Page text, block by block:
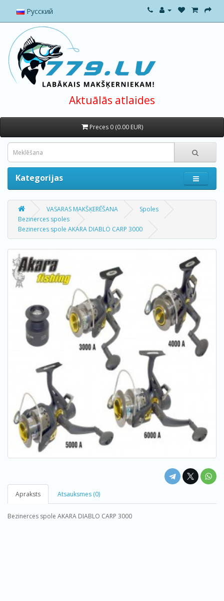
Русский
Aktuālās atlaides
Preces 0 (0.00 EUR)
Kategorijas
VASARAS MAKŠĶERĒŠANA
Spoles
Bezinerces spoles
Bezinerces spole AKARA DIABLO CARP 3000
Apraksts Atsauksmes (0)
Bezinerces spole AKARA DIABLO CARP 3000